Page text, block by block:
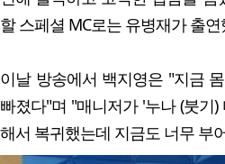
할 스페셜 MC로는 유병재가 출연
이날 방송에서 백지영은 "지금
빠졌다"며 "매니저가 '누나 (붓기
해서 복귀했는데 지금도 너무 부